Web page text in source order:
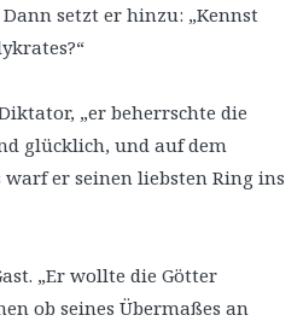
setzt er hinzu: „Kennst
„er beherrschte die
glücklich, und auf dem
warf er seinen liebsten Ring ins
„Er wollte die Götter
ob seines Übermaßes an